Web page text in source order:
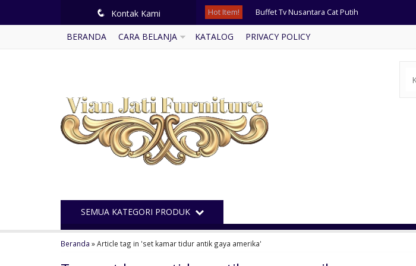
q Kontak Kami Hot Item! Buffet Tv Nusantara Cat Putih
Kursi tamu Jati ukiran antik
Bale-bale Ukir Cat Duco Putih
Kursi Resto Jati Anyaman Rotan
BERANDA CARA BELANJA KATALOG PRIVACY POLICY
SEMUA KATEGORI PRODUK
Beranda »Article tag in 'set kamar tidur antik gaya amerika'